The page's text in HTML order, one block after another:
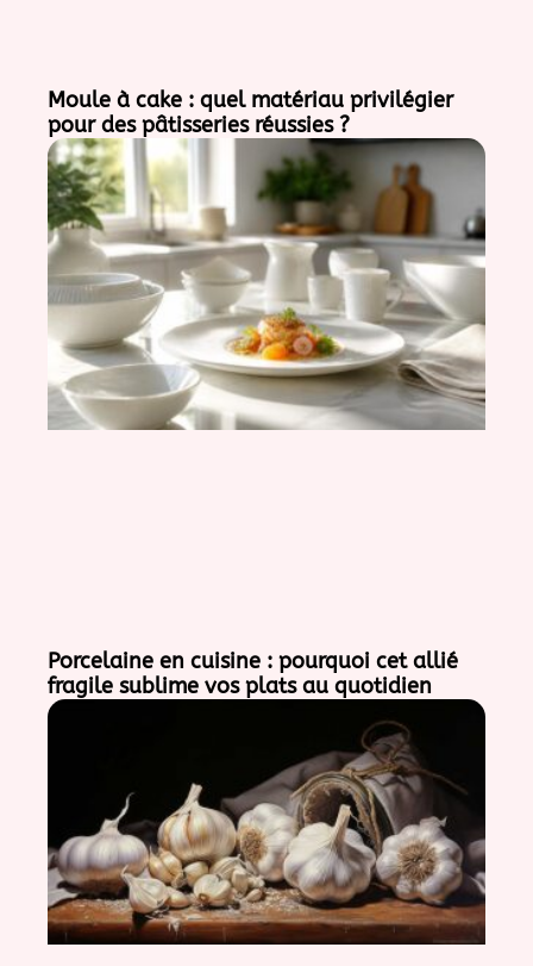
Moule à cake : quel matériau privilégier
pour des pâtisseries réussies ?
Porcelaine en cuisine : pourquoi cet allié
fragile sublime vos plats au quotidien